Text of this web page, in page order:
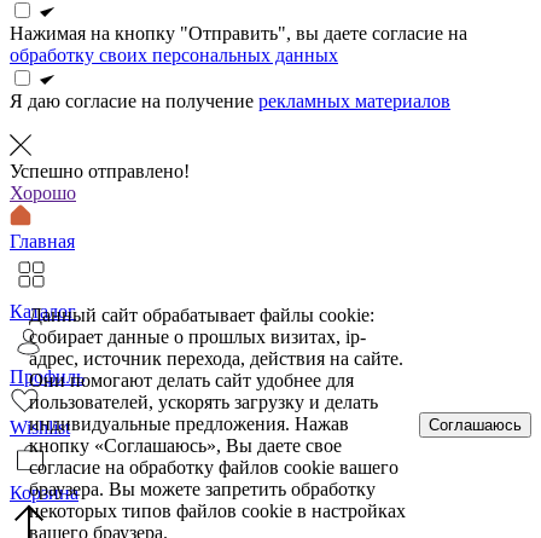
Нажимая на кнопку "Отправить", вы даете согласие на
обработку своих персональных данных
Я даю согласие на получение рекламных материалов
Успешно отправлено!
Хорошо
Главная
Каталог
Профиль
Wishlist
Корзина
Данный сайт обрабатывает файлы cookie:
собирает данные о прошлых визитах, ip-
адрес, источник перехода, действия на сайте.
Они помогают делать сайт удобнее для
пользователей, ускорять загрузку и делать
индивидуальные предложения. Нажав
кнопку «Соглашаюсь», Вы даете свое
согласие на обработку файлов cookie вашего
браузера. Вы можете запретить обработку
некоторых типов файлов cookie в настройках
вашего браузера.
Соглашаюсь